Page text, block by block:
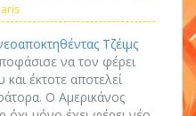
Τζέιμς
να τον φέρει
έκτοτε αποτελεί
Ο Αμερικάνος